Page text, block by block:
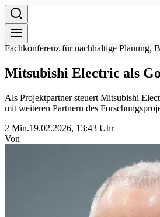
Fachkonferenz für nachhaltige Planung,
Mitsubishi Electric als
Als Projektpartner steuert Mitsubishi
mit weiteren Partnern des
2 Min.19.02.2026, 13:43 Uhr
Von